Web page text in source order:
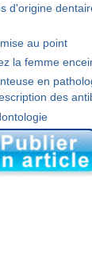
d'origine
au point
la femme
en
des